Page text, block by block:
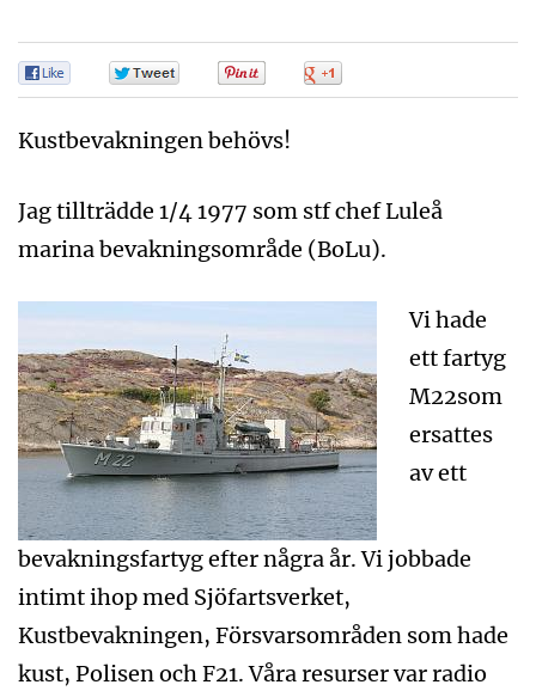
Kustbevakningen behövs!
Jag tillträdde 1/4 1977 som stf chef Luleå
marina bevakningsområde (BoLu).
Vi hade
ett fartyg
M22som
ersattes
av ett
bevakningsfartyg efter några år. Vi jobbade
intimt ihop med Sjöfartsverket,
Kustbevakningen, Försvarsområden som hade
kust, Polisen och F21. Våra resurser var radio